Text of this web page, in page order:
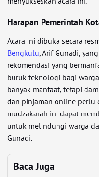
Harapan Pemerintah
Acara ini dibuka secara
Bengkulu, Arif Gunadi,
rekomendasi yang
buruk teknologi bagi
banyak manfaat, tetapi
dan pinjaman online perlu
mudzakarah ini dapat
untuk melindungi warga
Gunadi.
Baca Juga